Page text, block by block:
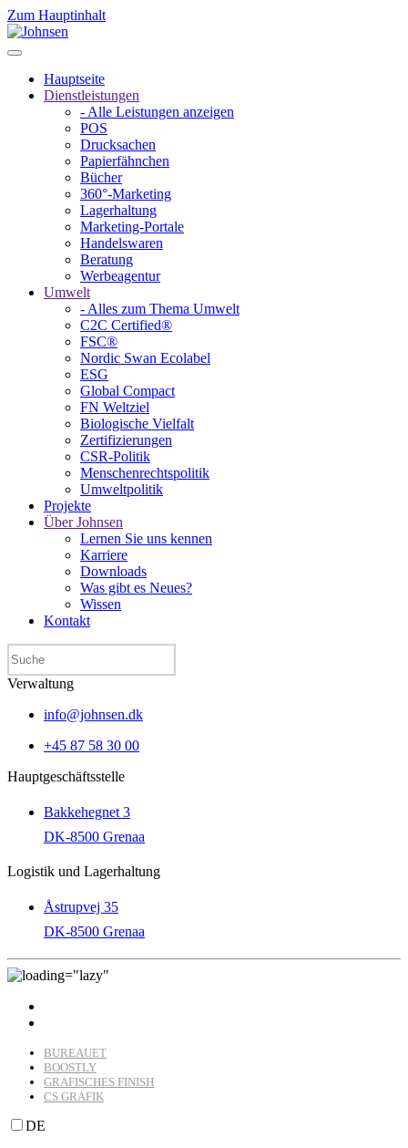
Zum Hauptinhalt
Hauptseite
Dienstleistungen
- Alle Leistungen anzeigen
POS
Drucksachen
Papierfähnchen
Bücher
360°-Marketing
Lagerhaltung
Marketing-Portale
Handelswaren
Beratung
Werbeagentur
Umwelt
- Alles zum Thema Umwelt
C2C Certified®
FSC®
Nordic Swan Ecolabel
ESG
Global Compact
FN Weltziel
Biologische Vielfalt
Zertifizierungen
CSR-Politik
Menschen­rechtspolitik
Umweltpolitik
Projekte
Über Johnsen
Lernen Sie uns kennen
Karriere
Downloads
Was gibt es Neues?
Wissen
Kontakt
Verwaltung
info@johnsen.dk
+45 87 58 30 00
Hauptgeschäftsstelle
Bakkehegnet 3
DK-8500 Grenaa
Logistik und Lagerhaltung
Åstrupvej 35
DK-8500 Grenaa
BUREAUET
BOOSTLY
GRAFISCHES FINISH
CS GRAFIK
DE